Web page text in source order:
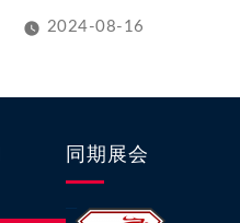
2024-08-16
同期展会